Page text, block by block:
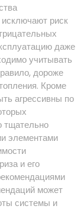
исключают риск
даже
учитывать
дороже
Кроме
агрессивны по
тщательно
элементами
и его
может
системы и